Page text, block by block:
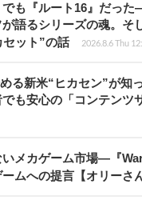
も『ルート16』だっ
語るシリーズの魂。そ
セット”の話
2026.8.6 Thu
る新米“ヒカセン”が
も安心の「コンテンツ
いメカゲーム市場―『
ムへの提言【オリーさ